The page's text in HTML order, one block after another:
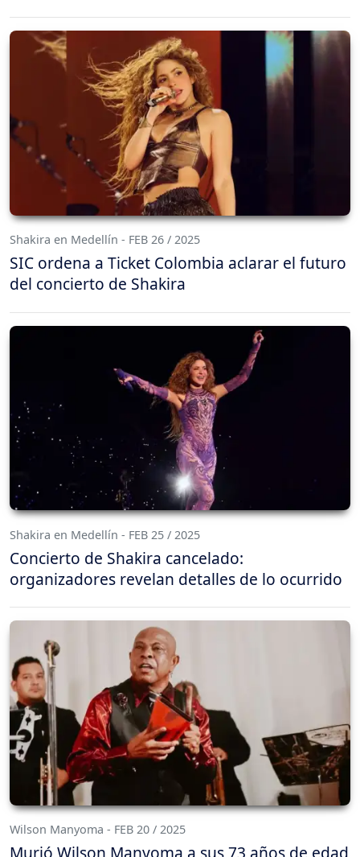
Shakira en Medellín - FEB 26 / 2025
SIC ordena a Ticket Colombia aclarar el futuro
del concierto de Shakira
Shakira en Medellín - FEB 25 / 2025
Concierto de Shakira cancelado:
organizadores revelan detalles de lo ocurrido
Wilson Manyoma - FEB 20 / 2025
Murió Wilson Manyoma a sus 73 años de edad